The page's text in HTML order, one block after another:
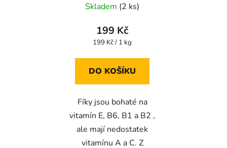
hodnocení
produktu
je
z
Skladem (2 ks)
199 Kč
Měrná
199 Kč / 1 kg
DO KOŠÍKU
Fíky jsou bohaté na
vitamín E, B6, B1 a B2 ,
ale mají nedostatek
vitamínu A a C. Z